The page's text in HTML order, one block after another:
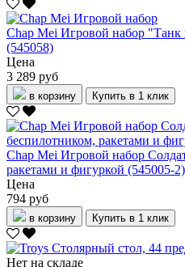
Chap Mei Игровой набор "Танк
(545058)
Цена
3 289 руб
в корзину Купить в 1 клик
Chap Mei Игровой набор
ракетами и фигуркой (545005-2)
Цена
794 руб
в корзину Купить в 1 клик
Нет на складе